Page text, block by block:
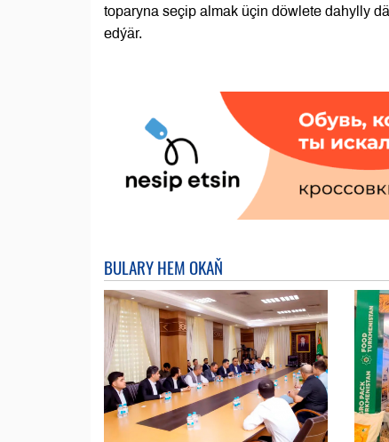
toparyna seçip almak üçin döwlete dahylly
edýär.
BULARY HEM OKAŇ